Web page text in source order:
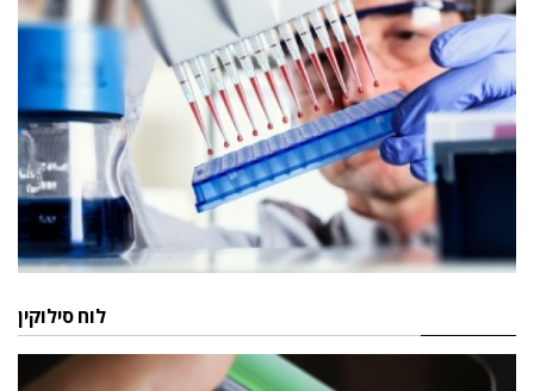
לוח סילוקין